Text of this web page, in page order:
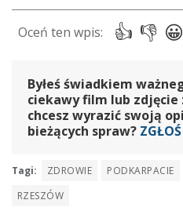
Byłeś świadkiem
ciekawy film lub zdjęcie
chcesz wyrazić swoją
bieżących spraw?
Tagi: ZDROWIE PODKARPACIE
RZESZÓW